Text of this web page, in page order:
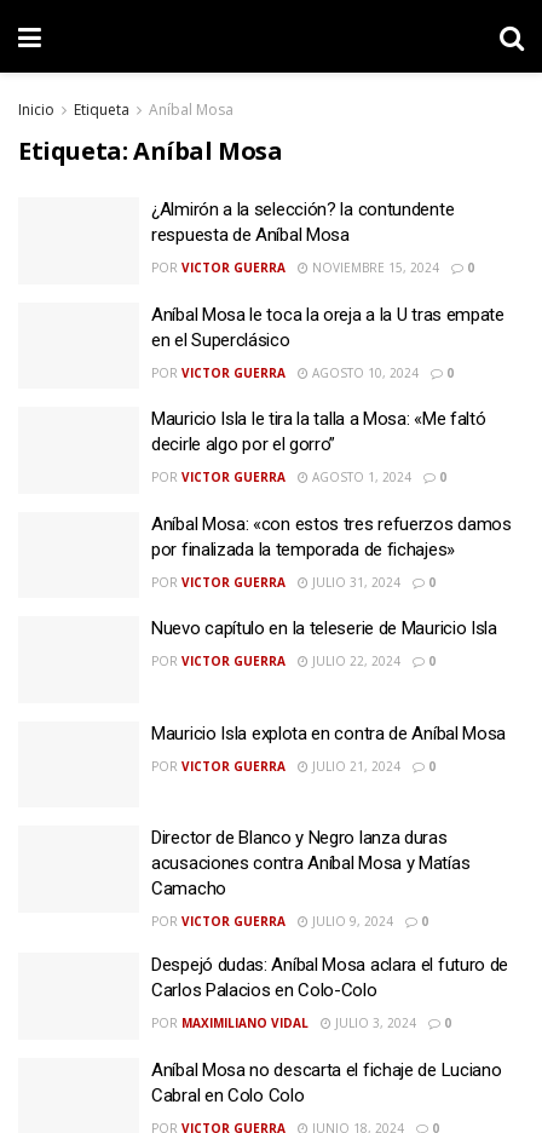
Inicio Etiqueta Aníbal Mosa
Etiqueta:Aníbal Mosa
¿Almirón a la selección? la contundente
respuesta de Aníbal Mosa
POR VICTOR GUERRA NOVIEMBRE 15, 2024 0
Aníbal Mosa le toca la oreja a la U tras empate
en el Superclásico
POR VICTOR GUERRA AGOSTO 10, 2024 0
Mauricio Isla le tira la talla a Mosa: «Me faltó
decirle algo por el gorro”
POR VICTOR GUERRA AGOSTO 1, 2024 0
Aníbal Mosa: «con estos tres refuerzos damos
por finalizada la temporada de fichajes»
POR VICTOR GUERRA JULIO 31, 2024 0
Nuevo capítulo en la teleserie de Mauricio Isla
POR VICTOR GUERRA JULIO 22, 2024 0
Mauricio Isla explota en contra de Aníbal Mosa
POR VICTOR GUERRA JULIO 21, 2024 0
Director de Blanco y Negro lanza duras
acusaciones contra Aníbal Mosa y Matías
Camacho
POR VICTOR GUERRA JULIO 9, 2024 0
Despejó dudas: Aníbal Mosa aclara el futuro de
Carlos Palacios en Colo-Colo
POR MAXIMILIANO VIDAL JULIO 3, 2024 0
Aníbal Mosa no descarta el fichaje de Luciano
Cabral en Colo Colo
POR VICTOR GUERRA JUNIO 18, 2024 0